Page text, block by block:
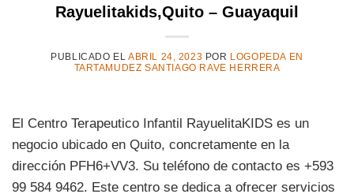
Rayuelitakids,Quito – Guayaquil
PUBLICADO EL ABRIL 24, 2023 POR LOGOPEDA EN
TARTAMUDEZ SANTIAGO RAVE HERRERA
El Centro Terapeutico Infantil RayuelitaKIDS es un
negocio ubicado en Quito, concretamente en la
dirección PFH6+VV3. Su teléfono de contacto es +593
99 584 9462. Este centro se dedica a ofrecer servicios